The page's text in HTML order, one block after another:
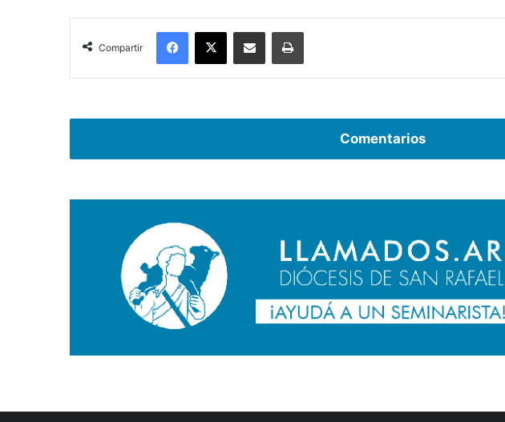
Compartir
Comentarios